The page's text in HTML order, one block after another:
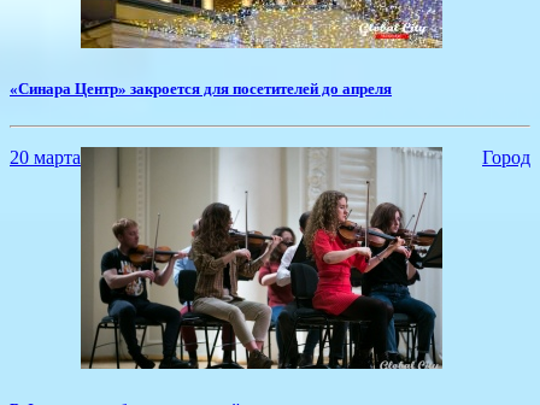
«Синара Центр» закроется для посетителей до апреля
20 марта Город